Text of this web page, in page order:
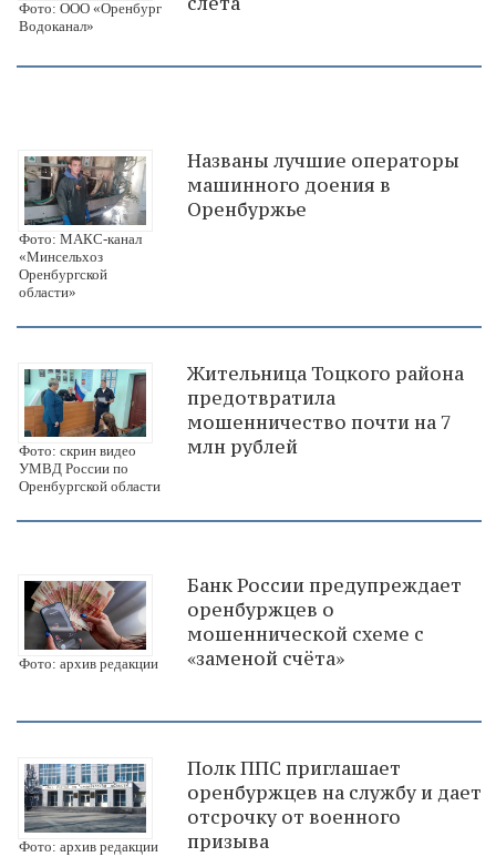
Фото: ООО «Оренбург
Водоканал»
Фото: МАКС-канал
«Минсельхоз
Оренбургской
области»
Названы лучшие операторы
машинного доения в
Оренбуржье
Фото: скрин видео
УМВД России по
Оренбургской области
Жительница Тоцкого района
предотвратила
мошенничество почти на 7
млн рублей
Фото: архив редакции
Банк России предупреждает
оренбуржцев о
мошеннической схеме с
«заменой счёта»
Фото: архив редакции
Полк ППС приглашает
оренбуржцев на службу и дает
отсрочку от военного
призыва